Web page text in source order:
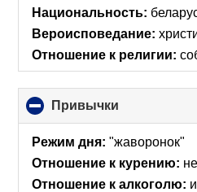
Национальность:
Вероисповедание:
Отношение к религии:
Привычки
to
collapse
Режим дня: "жаворонок"
Отношение к курению:
Отношение к алкоголю: